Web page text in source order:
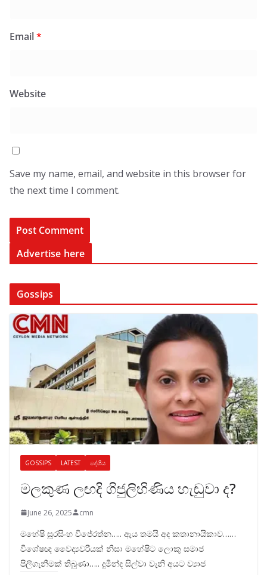
Email*
Website
Save my name, email, and website in this browser for
the next time I comment.
Advertise here
Gossips
GOSSIPS LATEST දේශීය
මලකුණ ලඟදි ගිජුලිහිණිය හැඬුවා ද?
June 26, 2025 cmn
මහේෂි සූරසිංහ විජේරත්න….. ඇය තමයි අද කතානායිකාව……
විශේෂඥ වෛද්‍යවරියක් නිසා මහේෂිට ලොකු සමාජ
පිලිගැනීමක් තිබුණා….. දුමින්ද සිල්වා වැනි අයට ව්‍යාජ